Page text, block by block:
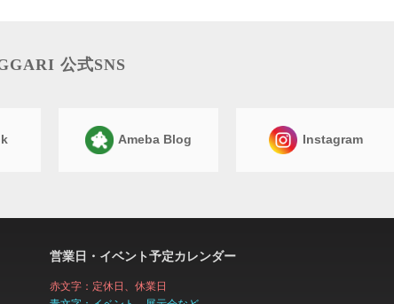
公式SNS
Ameba Blog Instagram
営業日・イベント予定カレンダー
赤文字：定休日、休業日